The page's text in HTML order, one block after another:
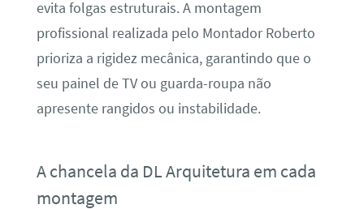
evita folgas estruturais. A montagem
profissional realizada pelo Montador Roberto
prioriza a rigidez mecânica, garantindo que o
seu painel de TV ou guarda-roupa não
apresente rangidos ou instabilidade.
A chancela da DL Arquitetura em cada
montagem